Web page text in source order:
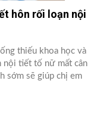
hôn rối loạn nội
thiếu khoa học và
nội tiết tố nữ mất cân
sớm sẽ giúp chị em